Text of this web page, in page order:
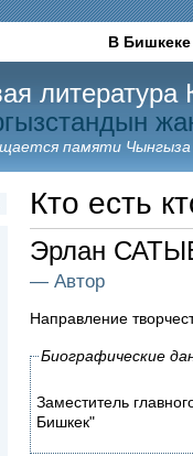
В Бишкеке
литература
памяти
Кто есть
Эрлан
— Автор
Направление
Биографические
Заместитель
Бишкек"